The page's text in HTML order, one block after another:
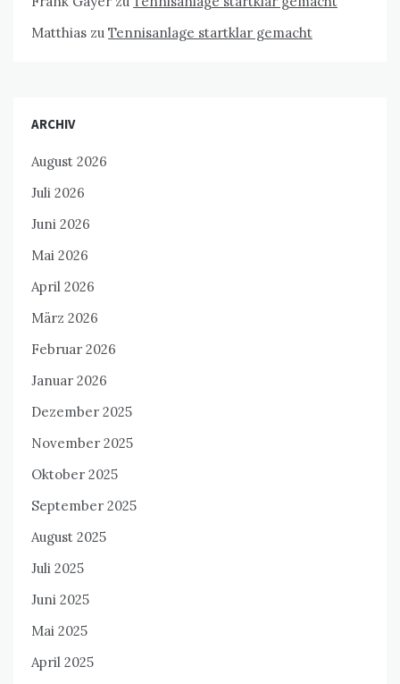
Matthias zu Tennisanlage startklar gemacht
ARCHIV
August 2026
Juli 2026
Juni 2026
Mai 2026
April 2026
März 2026
Februar 2026
Januar 2026
Dezember 2025
November 2025
Oktober 2025
September 2025
August 2025
Juli 2025
Juni 2025
Mai 2025
April 2025